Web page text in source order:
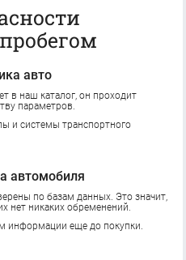
авто
в наш каталог, он проходит
параметров.
и системы транспортного
автомобиля
по базам данных. Это значит,
нет никаких обременений.
информации еще до покупки.